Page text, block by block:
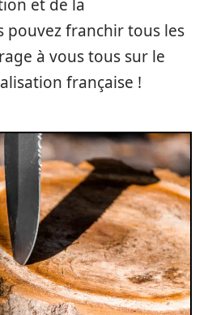
et de la
pouvez franchir tous les
à vous tous sur le
française !